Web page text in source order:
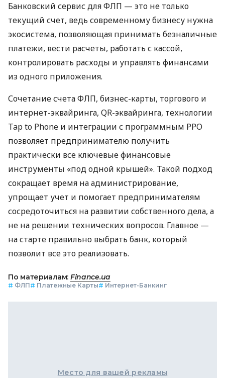
Банковский сервис для ФЛП — это не только
текущий счет, ведь современному бизнесу нужна
экосистема, позволяющая принимать безналичные
платежи, вести расчеты, работать с кассой,
контролировать расходы и управлять финансами
из одного приложения.
Сочетание счета ФЛП, бизнес-карты, торгового и
интернет-эквайринга, QR-эквайринга, технологии
Tap to Phone и интеграции с программным РРО
позволяет предпринимателю получить
практически все ключевые финансовые
инструменты «под одной крышей». Такой подход
сокращает время на администрирование,
упрощает учет и помогает предпринимателям
сосредоточиться на развитии собственного дела, а
не на решении технических вопросов. Главное —
на старте правильно выбрать банк, который
позволит все это реализовать.
По материалам: Finance.ua
# ФЛП# Платежные Карты# Интернет-Банкинг
Место для вашей рекламы